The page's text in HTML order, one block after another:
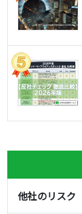
他社のリスク